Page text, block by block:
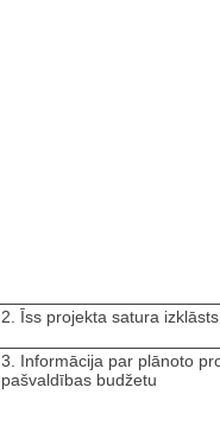
2. Īss projekta satura izklāsts
3. Informācija par plānoto
pašvaldības budžetu